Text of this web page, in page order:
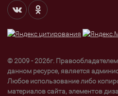
© 2009 - 2026г.
данном ресурсе, является
Любое использование либо
материалов сайта, элементов